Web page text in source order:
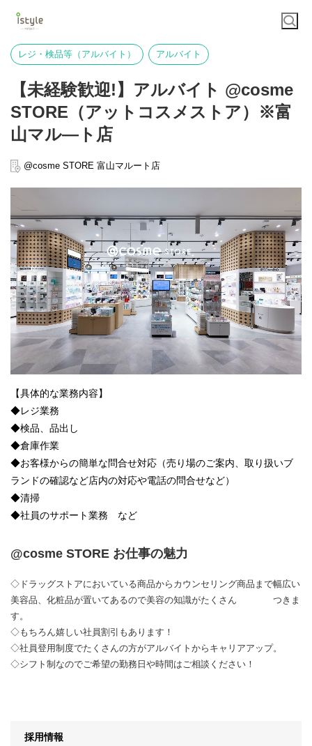
レジ・検品等（アルバイト） アルバイト
【未経験歓迎!】アルバイト @cosme
STORE（アットコスメストア）※富
山マル―ト店
@cosme STORE 富山マルート店
【具体的な業務内容】
◆レジ業務
◆検品、品出し
◆倉庫作業
◆お客様からの簡単な問合せ対応（売り場のご案内、取り扱いブ
ランドの確認など店内の対応や電話の問合せなど）
◆清掃
◆社員のサポート業務 など
@cosme STORE お仕事の魅力
◇ドラッグストアにおいている商品からカウンセリング商品まで幅広い
美容品、化粧品が置いてあるので美容の知識がたくさん つきま
す。
◇もちろん嬉しい社員割引もあります！
◇社員登用制度でたくさんの方がアルバイトからキャリアアップ。
◇シフト制なのでご希望の勤務日や時間はご相談ください！
採用情報